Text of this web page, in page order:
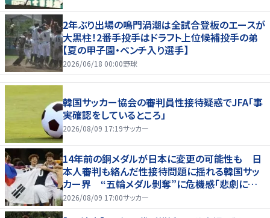
2年ぶり出場の鳴門渦潮は全試合登板のエースが
大黒柱！2番手投手はドラフト上位候補投手の弟
【夏の甲子園・ベンチ入り選手】
2026/06/18 00:00野球
韓国サッカー協会の審判員性接待疑惑でJFA「事
実確認をしているところ」
2026/08/09 17:19サッカー
14年前の銅メダルが日本に変更の可能性も 日
本人審判も絡んだ性接待問題に揺れる韓国サッ
カー界 “五輪メダル剝奪”に危機感「悲劇に見
舞われる」
2026/08/09 17:00サッカー